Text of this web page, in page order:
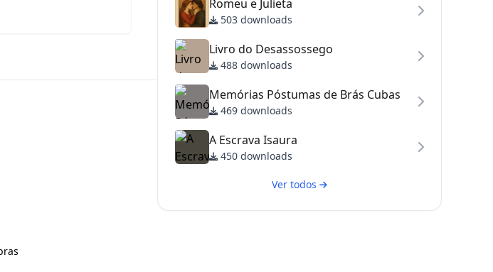
Romeu e Julieta
503 downloads
Livro do Desassossego
488 downloads
Memórias Póstumas de Brás Cubas
469 downloads
A Escrava Isaura
450 downloads
Ver todos